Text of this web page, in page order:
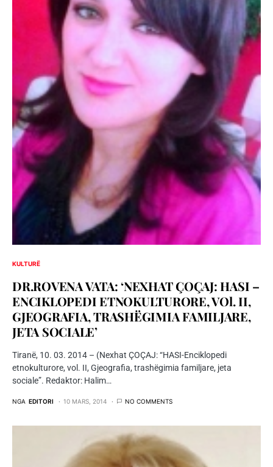
KULTURË
DR.ROVENA VATA: ‘NEXHAT ÇOÇAJ: HASI –
ENCIKLOPEDI ETNOKULTURORE, VOl. II,
GJEOGRAFIA, TRASHËGIMIA FAMILJARE,
JETA SOCIALE’
Tiranë, 10. 03. 2014 – (Nexhat ÇOÇAJ: “HASI-Enciklopedi
etnokulturore, vol. II, Gjeografia, trashëgimia familjare, jeta
sociale”. Redaktor: Halim…
NGA EDITORI 10 MARS, 2014 NO COMMENTS